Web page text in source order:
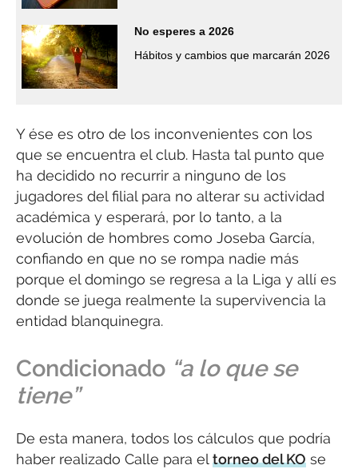
No esperes a 2026
Hábitos y cambios que marcarán 2026
Y ése es otro de los inconvenientes con los
que se encuentra el club. Hasta tal punto que
ha decidido no recurrir a ninguno de los
jugadores del filial para no alterar su actividad
académica y esperará, por lo tanto, a la
evolución de hombres como Joseba García,
confiando en que no se rompa nadie más
porque el domingo se regresa a la Liga y allí es
donde se juega realmente la supervivencia la
entidad blanquinegra.
Condicionado “a lo que se
tiene”
De esta manera, todos los cálculos que podría
haber realizado Calle para el torneo del KO se